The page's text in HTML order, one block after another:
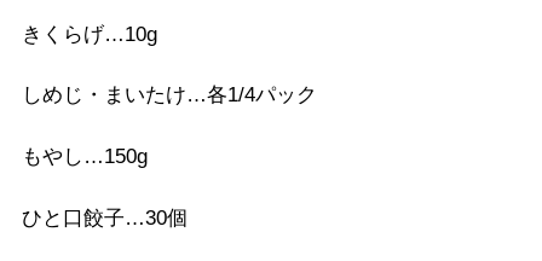
きくらげ…10g
しめじ・まいたけ…各1/4パック
もやし…150g
ひと口餃子…30個